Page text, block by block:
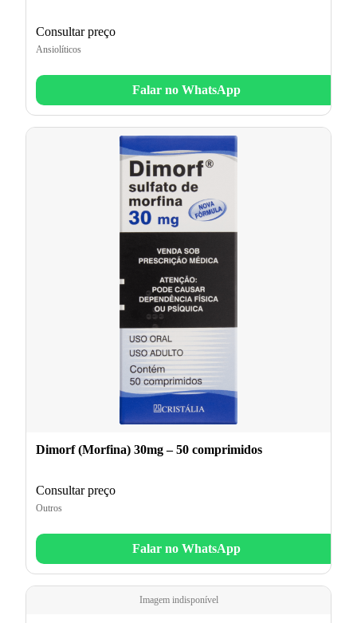
Consultar preço
Ansiolíticos
Falar no WhatsApp
Dimorf (Morfina) 30mg – 50 comprimidos
Consultar preço
Outros
Falar no WhatsApp
Imagem indisponível